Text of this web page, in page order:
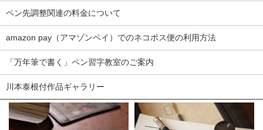
ペン先調整関連の料金について
amazon pay（アマゾンペイ）でのネコポス便の利用方法
「万年筆で書く」ペン習字教室のご案内
川本泰根付作品ギャラリー